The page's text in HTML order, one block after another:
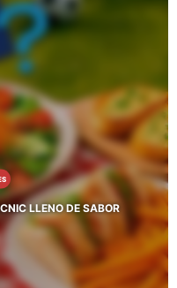
LLENO DE SABOR